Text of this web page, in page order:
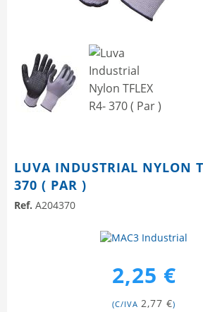
LUVA INDUSTRIAL NYLON
370 ( PAR )
Ref. A204370
2,25 €
(C/IVA 2,77 €)